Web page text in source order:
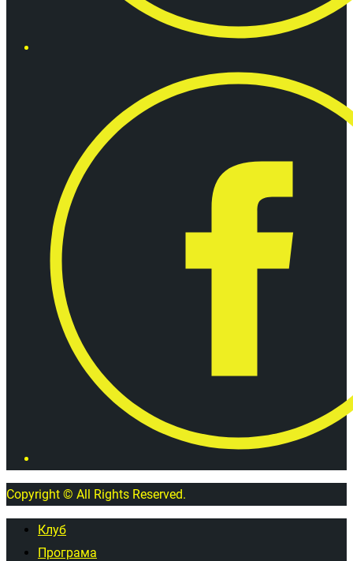
Copyright © All Rights Reserved.
Клуб
Програма